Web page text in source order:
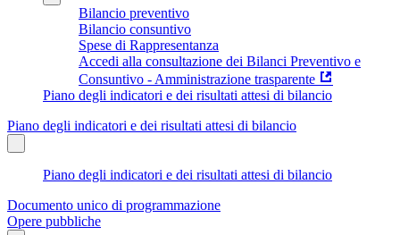
Bilancio preventivo
Bilancio consuntivo
Spese di Rappresentanza
Accedi alla consultazione dei Bilanci Preventivo e
Consuntivo - Amministrazione trasparente
Piano degli indicatori e dei risultati attesi di bilancio
Piano degli indicatori e dei risultati attesi di bilancio
Piano degli indicatori e dei risultati attesi di bilancio
Documento unico di programmazione
Opere pubbliche